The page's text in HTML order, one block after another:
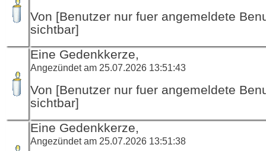
Von [Benutzer nur fuer angemeldete
sichtbar]
Eine Gedenkkerze,
Angezündet am 25.07.2026 13:51:43
Von [Benutzer nur fuer angemeldete
sichtbar]
Eine Gedenkkerze,
Angezündet am 25.07.2026 13:51:38